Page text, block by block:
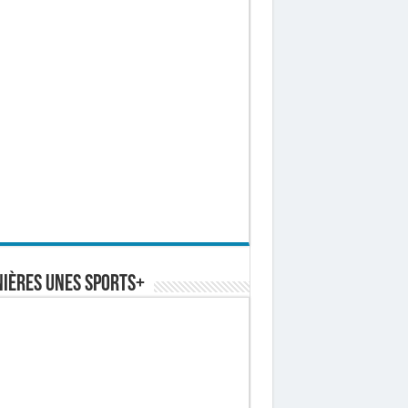
Unes Sports+